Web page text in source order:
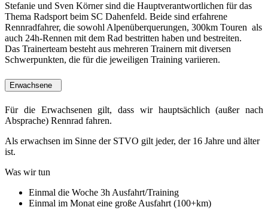
Stefanie und Sven Körner sind die Hauptverantwortlichen für das
Thema Radsport beim SC Dahenfeld. Beide sind erfahrene
Rennradfahrer, die sowohl Alpenüberquerungen, 300km Touren als
auch 24h-Rennen mit dem Rad bestritten haben und bestreiten.
Das Trainerteam besteht aus mehreren Trainern mit diversen
Schwerpunkten, die für die jeweiligen Training variieren.
Erwachsene
Für die Erwachsenen gilt, dass wir hauptsächlich (außer nach
Absprache) Rennrad fahren.
Als erwachsen im Sinne der STVO gilt jeder, der 16 Jahre und älter
ist.
Was wir tun
Einmal die Woche 3h Ausfahrt/Training
Einmal im Monat eine große Ausfahrt (100+km)